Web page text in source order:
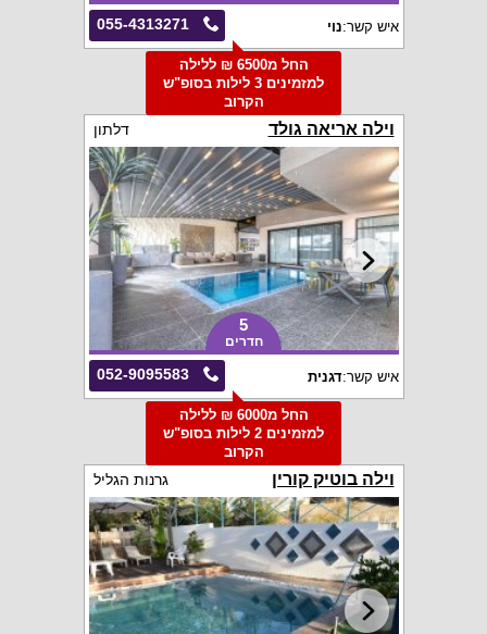
055-4313271 איש קשר:נוי
החל מ6500 ₪ ללילה
למזמינים 3 לילות בסופ"ש
הקרוב
וילה אריאה גולד דלתון
5
חדרים
052-9095583 איש קשר:דגנית
החל מ6000 ₪ ללילה
למזמינים 2 לילות בסופ"ש
הקרוב
וילה בוטיק קורין גרנות הגליל